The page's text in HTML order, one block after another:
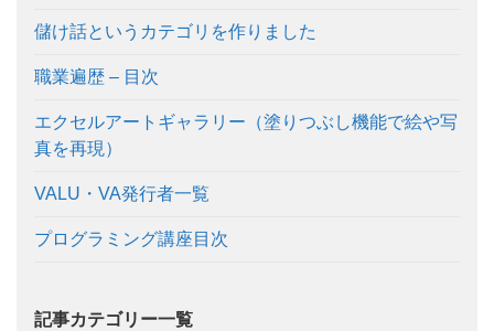
儲け話というカテゴリを作りました
職業遍歴 – 目次
エクセルアートギャラリー（塗りつぶし機能で絵や写
真を再現）
VALU・VA発行者一覧
プログラミング講座目次
記事カテゴリー一覧